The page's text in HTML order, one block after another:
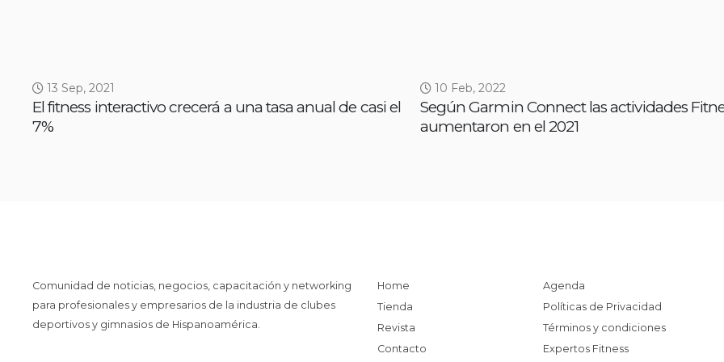
13 Sep, 2021
El fitness interactivo crecerá a una tasa anual de casi el
7%
10 Feb, 2022
Según Garmin Connect las actividades
aumentaron en el 2021
Comunidad de noticias, negocios, capacitación y networking
para profesionales y empresarios de la industria de clubes
deportivos y gimnasios de Hispanoamérica.
Home
Tienda
Revista
Contacto
Agenda
Políticas de Privacidad
Términos y condiciones
Expertos Fitness